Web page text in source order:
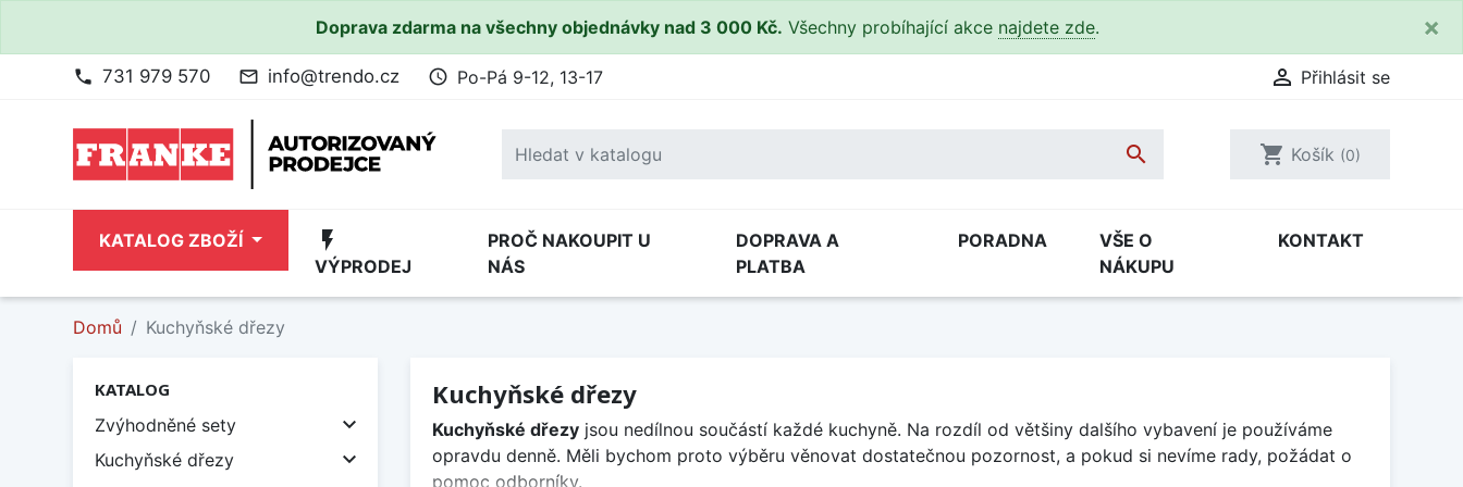
Doprava zdarma na všechny objednávky nad 3 000 Kč. Všechny probíhající akce najdete zde. ×
phone 731 979 570 mail_outline info@trendo.cz access_time Po-Pá 9-12, 13-17  Přihlásit se
 shopping_cart Košík (0)
KATALOG ZBOŽÍ flash_on
VÝPRODEJ
PROČ NAKOUPIT U
NÁS
DOPRAVA A
PLATBA
PORADNA
VŠE O
NÁKUPU
KONTAKT
Domů Kuchyňské dřezy
KATALOG
Zvýhodněné sety

Kuchyňské dřezy 
Kuchyňské dřezy
Kuchyňské dřezy jsou nedílnou součástí každé kuchyně. Na rozdíl od většiny dalšího vybavení je používáme
opravdu denně. Měli bychom proto výběru věnovat dostatečnou pozornost, a pokud si nevíme rady, požádat o
pomoc odborníky.